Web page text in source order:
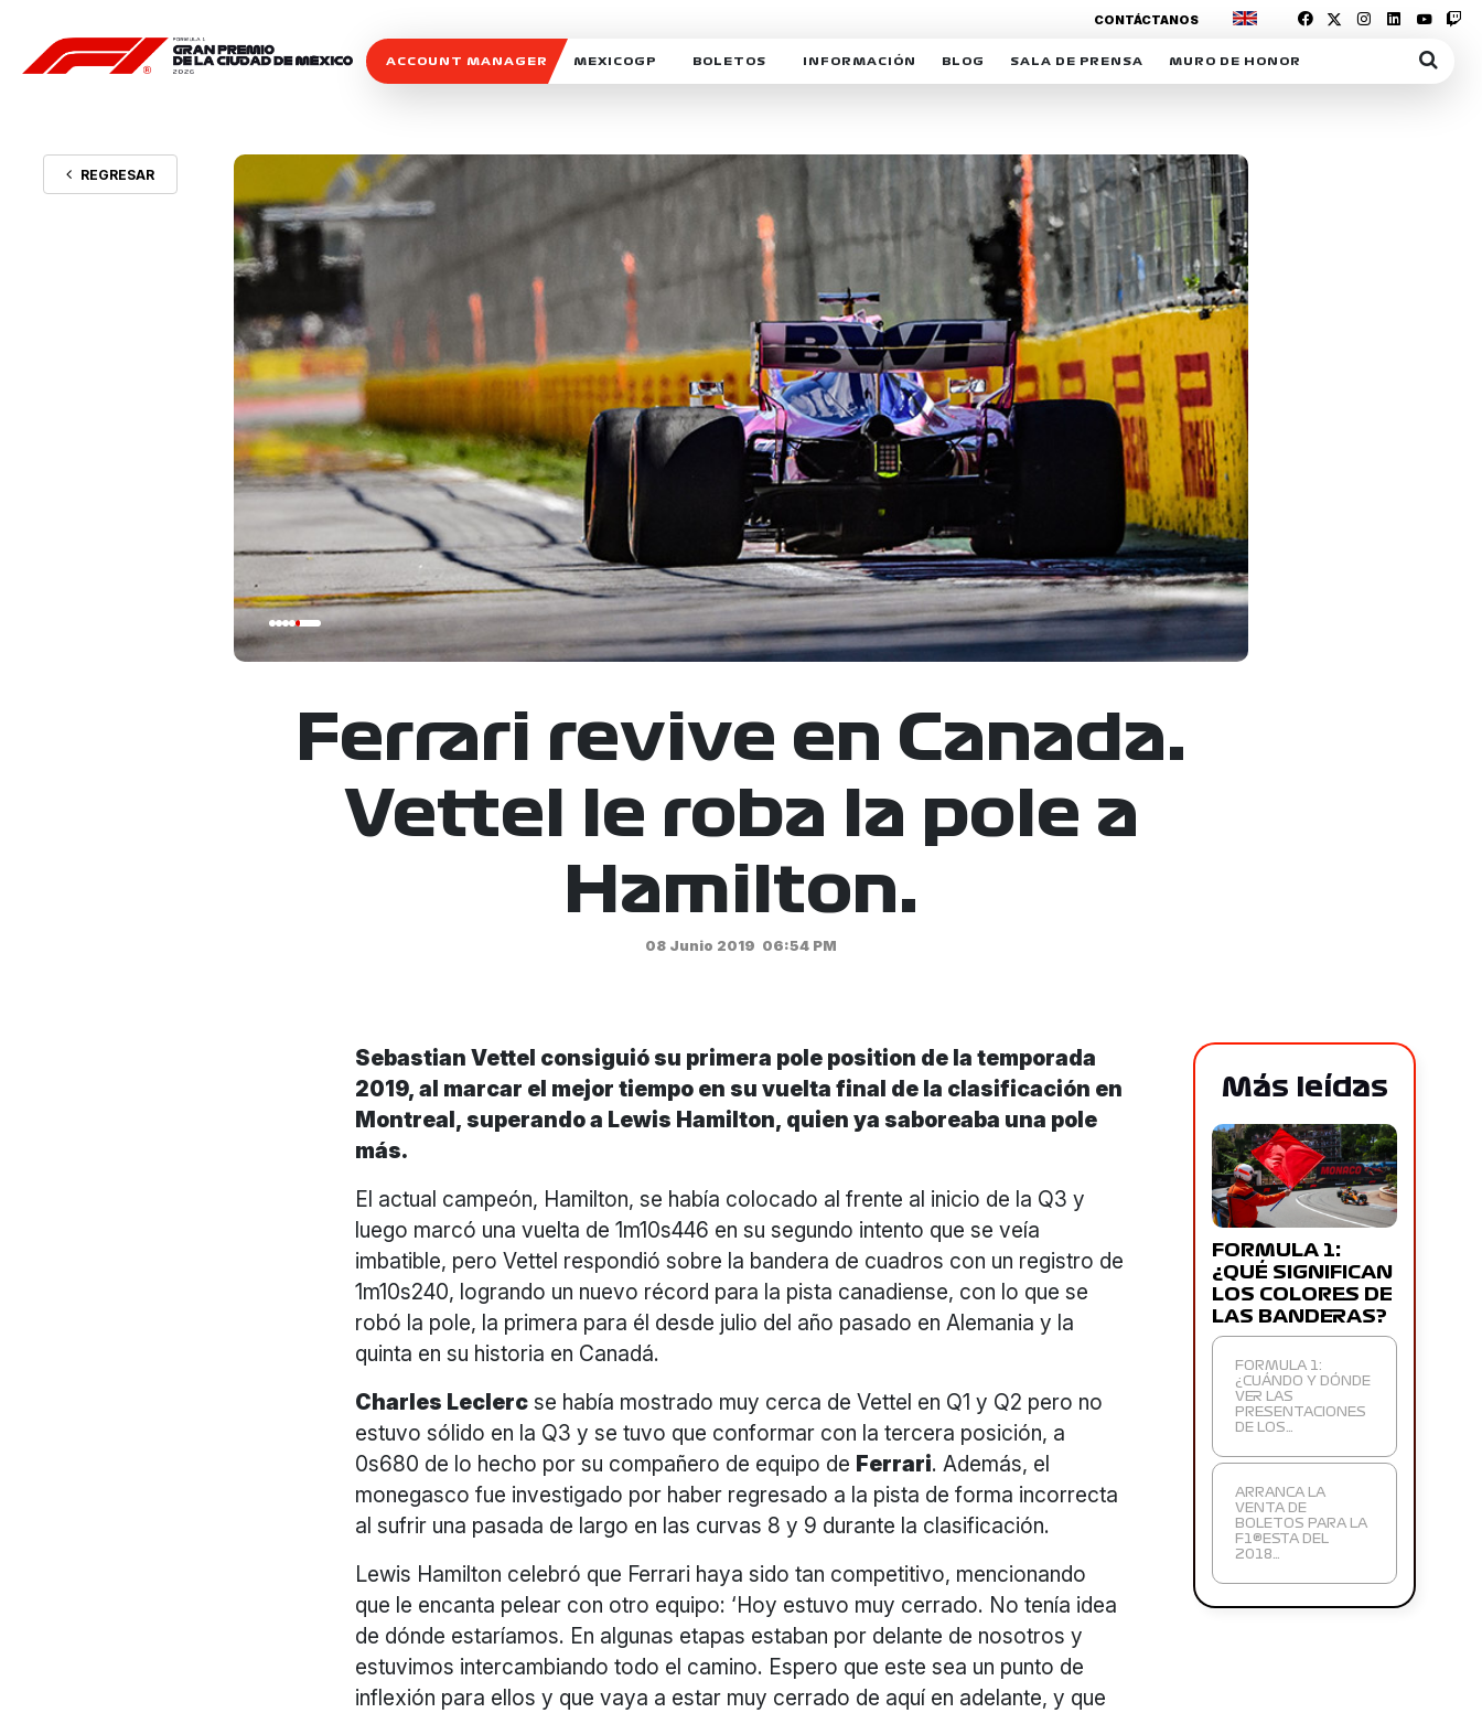
ACCOUNT MANAGER MEXICOGP
CELEBRA CON NOSOTROS
BOLETOS INFORMACIÓN
DERECHO DE PRIMERA OPCIÓN
REFORESTEMOS JUNTOS
MOTORSPORT ACADEMY
VOLUNTARIOS
EXPOSICIÓN FOTOGRÁFICA
CAMPEONATO
PATROCINADORES
LEGALES TICKETMASTER
BLOG
MEXICOGP
INTERACTIVOS
SALA DE PRENSA
ACREDITACIONES
MURO DE HONOR
CONTÁCTANOS
REGRESAR
Ferrari revive en Canada.
Vettel le roba la pole a
Hamilton.
08 Junio 2019 06:54 PM
Sebastian Vettel consiguió su primera pole position de la temporada
2019, al marcar el mejor tiempo en su vuelta final de la clasificación en
Montreal, superando a Lewis Hamilton, quien ya saboreaba una pole
más.
El actual campeón, Hamilton, se había colocado al frente al inicio de la Q3 y
luego marcó una vuelta de 1m10s446 en su segundo intento que se veía
imbatible, pero Vettel respondió sobre la bandera de cuadros con un registro de
1m10s240, logrando un nuevo récord para la pista canadiense, con lo que se
robó la pole, la primera para él desde julio del año pasado en Alemania y la
quinta en su historia en Canadá.
Charles Leclerc se había mostrado muy cerca de Vettel en Q1 y Q2 pero no
estuvo sólido en la Q3 y se tuvo que conformar con la tercera posición, a
0s680 de lo hecho por su compañero de equipo de Ferrari. Además, el
monegasco fue investigado por haber regresado a la pista de forma incorrecta
al sufrir una pasada de largo en las curvas 8 y 9 durante la clasificación.
Lewis Hamilton celebró que Ferrari haya sido tan competitivo, mencionando
que le encanta pelear con otro equipo: ‘Hoy estuvo muy cerrado. No tenía idea
de dónde estaríamos. En algunas etapas estaban por delante de nosotros y
estuvimos intercambiando todo el camino. Espero que este sea un punto de
inflexión para ellos y que vaya a estar muy cerrado de aquí en adelante, y que
Más leídas
FORMULA 1:
¿QUÉ SIGNIFICAN
LOS COLORES DE
LAS BANDERAS?
FORMULA 1:
¿CUÁNDO Y DÓNDE
VER LAS
PRESENTACIONES
DE LOS…
ARRANCA LA
VENTA DE
BOLETOS PARA LA
F1®ESTA DEL
2018…